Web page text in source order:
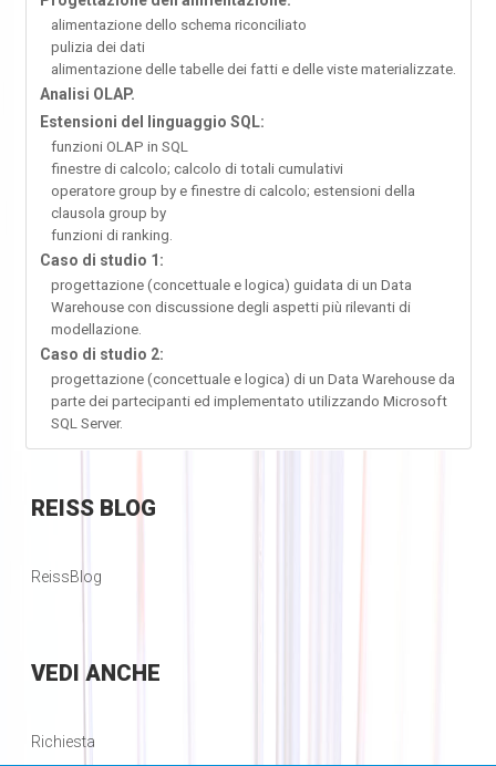
alimentazione dello schema riconciliato
pulizia dei dati
alimentazione delle tabelle dei fatti e delle viste materializzate.
Analisi OLAP.
Estensioni del linguaggio SQL:
funzioni OLAP in SQL
finestre di calcolo; calcolo di totali cumulativi
operatore group by e finestre di calcolo; estensioni della
clausola group by
funzioni di ranking.
Caso di studio 1:
progettazione (concettuale e logica) guidata di un Data
Warehouse con discussione degli aspetti più rilevanti di
modellazione.
Caso di studio 2:
progettazione (concettuale e logica) di un Data Warehouse da
parte dei partecipanti ed implementato utilizzando Microsoft
SQL Server.
REISSBLOG
ReissBlog
VEDI ANCHE
Richiesta